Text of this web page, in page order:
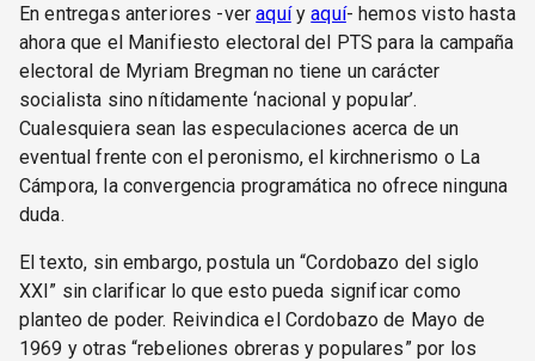
En entregas anteriores -veraquíyaquí- hemos visto hasta
ahora que el Manifiesto electoral del PTS para la campaña
electoral de Myriam Bregman no tiene un carácter
socialista sino nítidamente ‘nacional y popular’.
Cualesquiera sean las especulaciones acerca de un
eventual frente con el peronismo, el kirchnerismo o La
Cámpora, la convergencia programática no ofrece ninguna
duda.
El texto, sin embargo, postula un “Cordobazo del siglo
XXI” sin clarificar lo que esto pueda significar como
planteo de poder. Reivindica el Cordobazo de Mayo de
1969 y otras “rebeliones obreras y populares” por los